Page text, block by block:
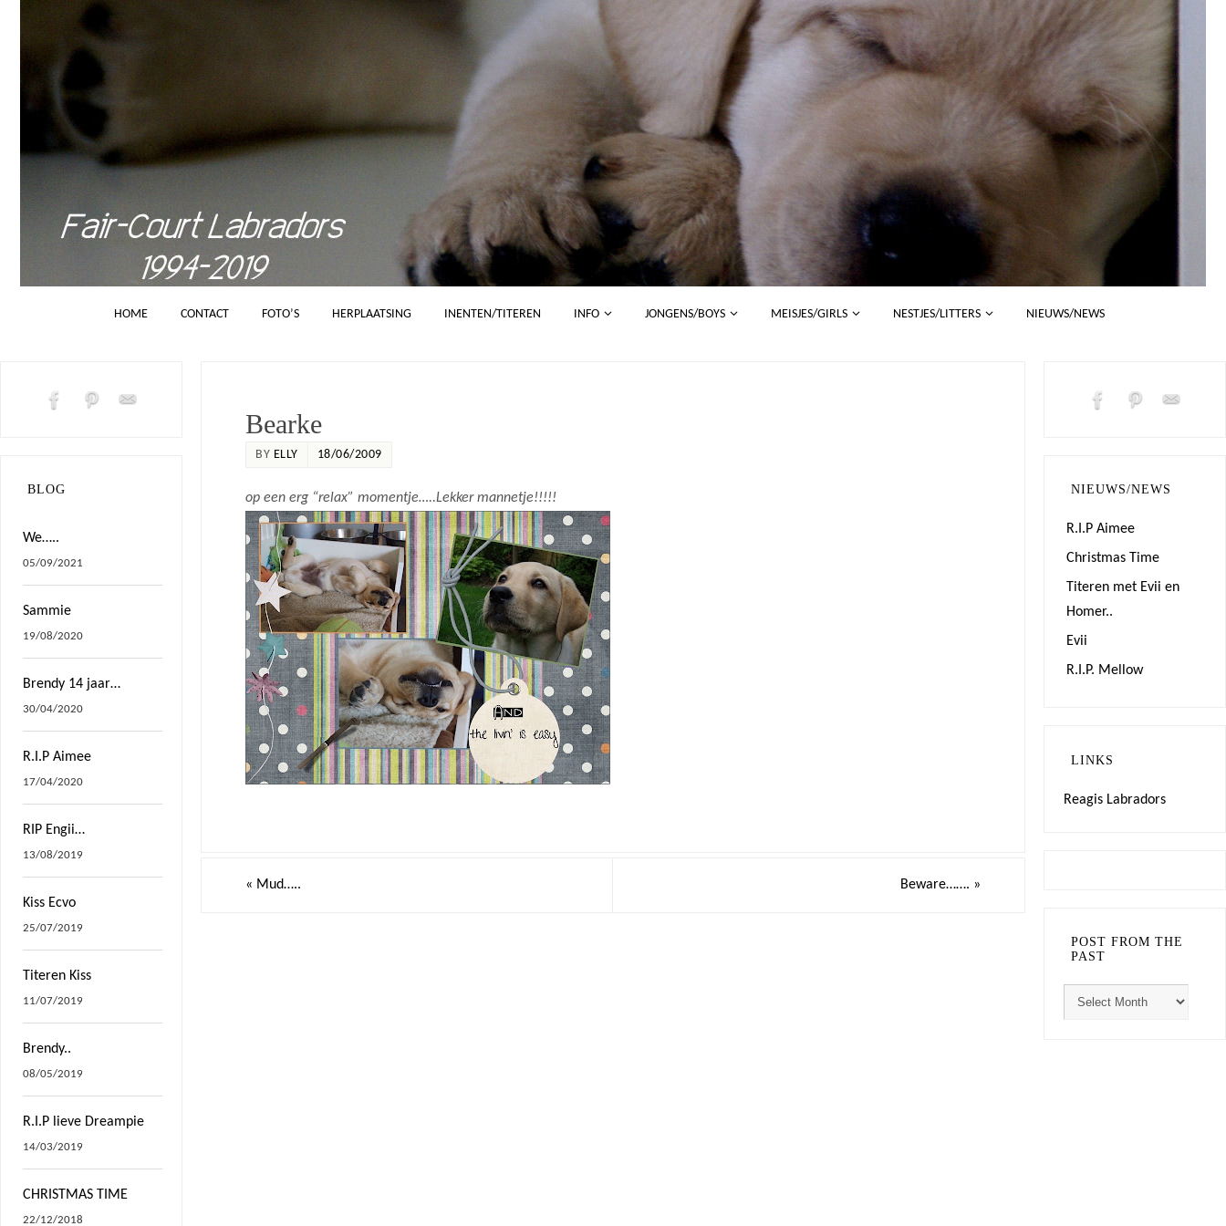
HOME CONTACT FOTO’S HERPLAATSING INENTEN/TITEREN INFO JONGENS/BOYS MEISJES/GIRLS NESTJES/LITTERS NIEUWS/NEWS
Bearke
BY ELLY 18/06/2009
op een erg “relax” momentje…..Lekker mannetje!!!!!
« Mud….. Beware……. »
BLOG
We…..
05/09/2021
Sammie
19/08/2020
Brendy 14 jaar…
30/04/2020
R.I.P Aimee
17/04/2020
RIP Engii…
13/08/2019
Kiss Ecvo
25/07/2019
Titeren Kiss
11/07/2019
Brendy..
08/05/2019
R.I.P lieve Dreampie
14/03/2019
CHRISTMAS TIME
22/12/2018
NIEUWS/NEWS
R.I.P Aimee
Christmas Time
Titeren met Evii en
Homer..
Evii
R.I.P. Mellow
LINKS
Reagis Labradors
POST FROM THE
PAST